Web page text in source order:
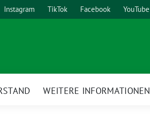
Instagram TikTok Facebook YouTube
WEITERE INFORMATIONEN